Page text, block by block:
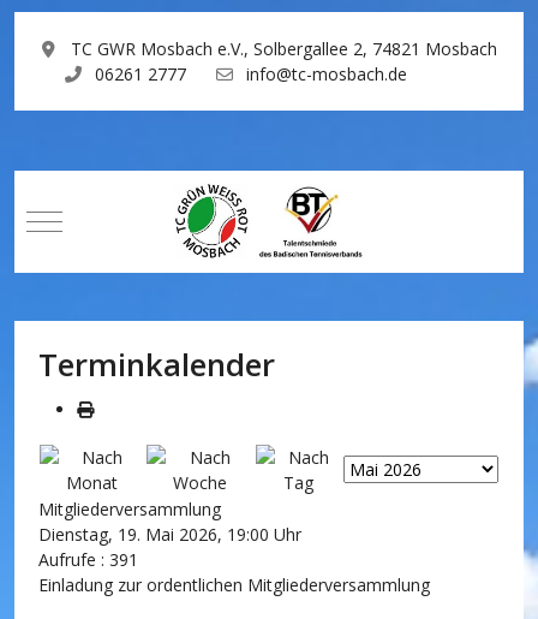
TC GWR Mosbach e.V., Solbergallee 2, 74821 Mosbach
06261 2777
info@tc-mosbach.de
Mobile Menu Toggle
Terminkalender
Mitgliederversammlung
Dienstag, 19. Mai 2026, 19:00 Uhr
Aufrufe : 391
Einladung zur ordentlichen Mitgliederversammlung